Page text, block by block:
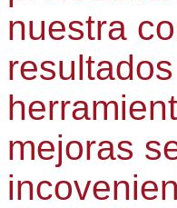
nuestra
mejoras